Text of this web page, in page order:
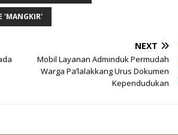
'MANGKIR'
NEXT
Mobil Layanan Adminduk Permudah
Warga Pa’lalakkang Urus Dokumen
Kependudukan